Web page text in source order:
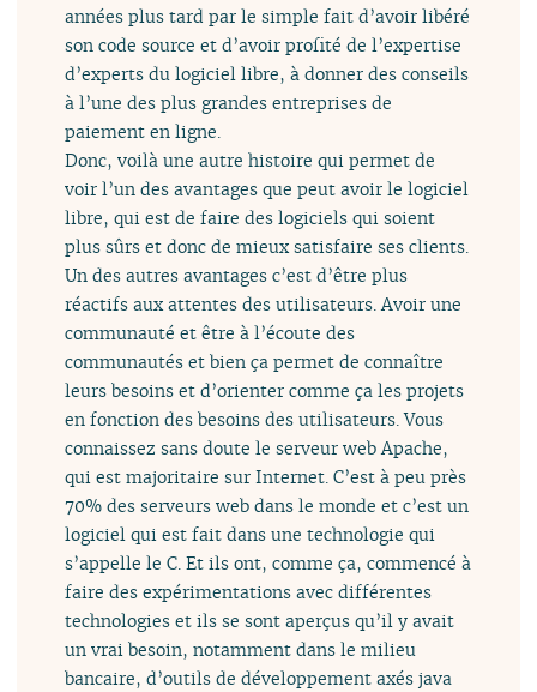
années plus tard par le simple fait d’avoir libéré
son code source et d’avoir profité de l’expertise
d’experts du logiciel libre, à donner des conseils
à l’une des plus grandes entreprises de
paiement en ligne.
Donc, voilà une autre histoire qui permet de
voir l’un des avantages que peut avoir le logiciel
libre, qui est de faire des logiciels qui soient
plus sûrs et donc de mieux satisfaire ses clients.
Un des autres avantages c’est d’être plus
réactifs aux attentes des utilisateurs. Avoir une
communauté et être à l’écoute des
communautés et bien ça permet de connaître
leurs besoins et d’orienter comme ça les projets
en fonction des besoins des utilisateurs. Vous
connaissez sans doute le serveur web Apache,
qui est majoritaire sur Internet. C’est à peu près
70% des serveurs web dans le monde et c’est un
logiciel qui est fait dans une technologie qui
s’appelle le C. Et ils ont, comme ça, commencé à
faire des expérimentations avec différentes
technologies et ils se sont aperçus qu’il y avait
un vrai besoin, notamment dans le milieu
bancaire, d’outils de développement axés java